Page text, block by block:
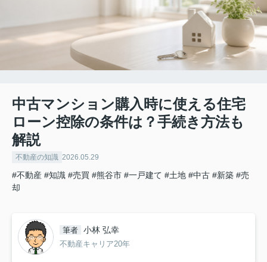
中古マンション購入時に使える住宅
ローン控除の条件は？手続き方法も
解説
不動産の知識 2026.05.29
#不動産 #知識 #売買 #熊谷市 #一戸建て #土地 #中古 #新築 #売
却
筆者 小林 弘幸
不動産キャリア20年